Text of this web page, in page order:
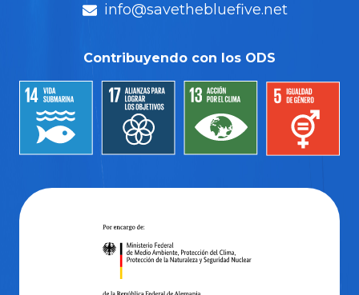
info@savethebluefive.net
Contribuyendo con los ODS